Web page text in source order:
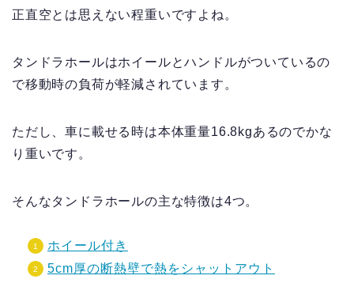
正直空とは思えない程重いですよね。
タンドラホールはホイールとハンドルがついているの
で移動時の負荷が軽減されています。
ただし、車に載せる時は本体重量16.8kgあるのでかな
り重いです。
そんなタンドラホールの主な特徴は4つ。
ホイール付き
5cm厚の断熱壁で熱をシャットアウト